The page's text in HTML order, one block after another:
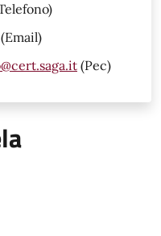
(Email)
(Pec)